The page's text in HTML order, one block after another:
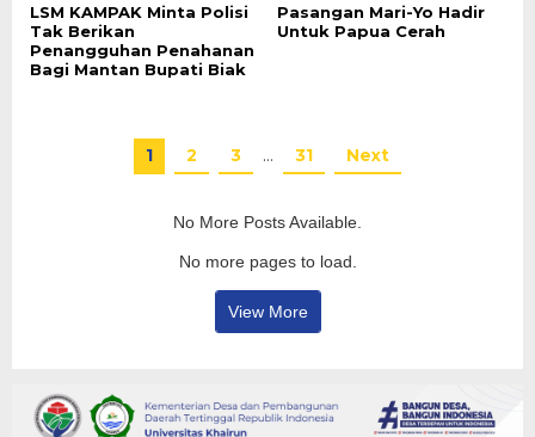
LSM KAMPAK Minta Polisi
Tak Berikan
Penangguhan Penahanan
Bagi Mantan Bupati Biak
Pasangan Mari-Yo Hadir
Untuk Papua Cerah
1 2 3 … 31 Next
No More Posts Available.
No more pages to load.
View More